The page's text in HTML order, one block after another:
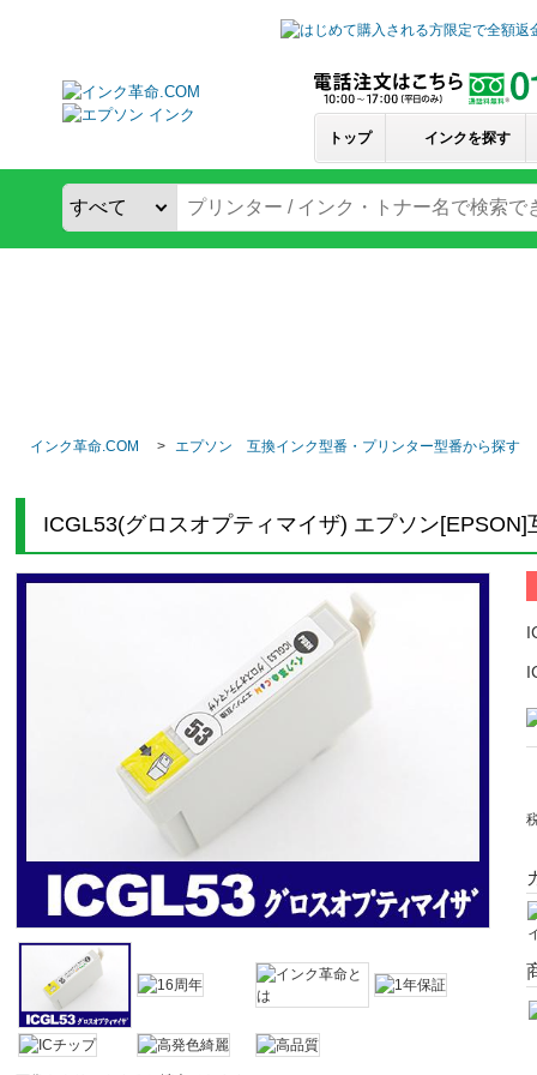
トップ インクを探す
インク革命.COM エプソン 互換インク型番・プリンター型番から探す
ICGL53(グロスオプティマイザ) エプソン[EPSON]